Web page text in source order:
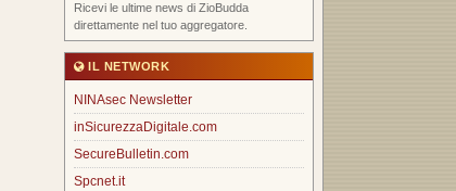
Ricevi le ultime news di ZioBudda
direttamente nel tuo aggregatore.
IL NETWORK
NINAsec Newsletter
inSicurezzaDigitale.com
SecureBulletin.com
Spcnet.it